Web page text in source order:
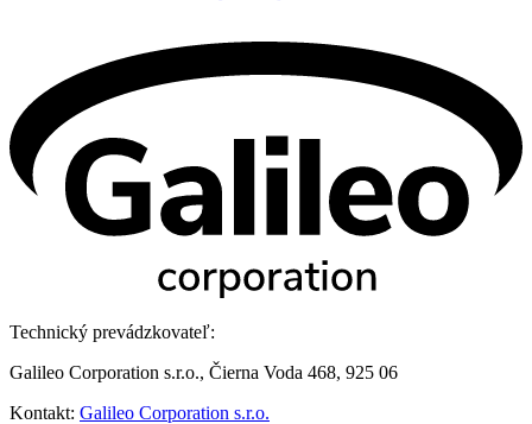
Technický prevádzkovateľ:
Galileo Corporation s.r.o., Čierna Voda 468, 925 06
Kontakt: Galileo Corporation s.r.o.